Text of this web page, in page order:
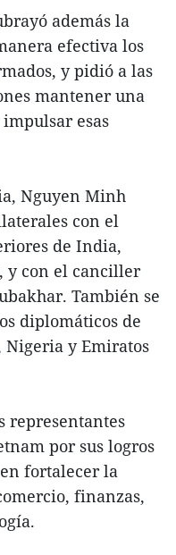
además la
efectiva los
y pidió a las
mantener una
esas
Nguyen Minh
con el
de India,
y con el canciller
También se
diplomáticos de
y Emiratos
representantes
por sus logros
fortalecer la
finanzas,